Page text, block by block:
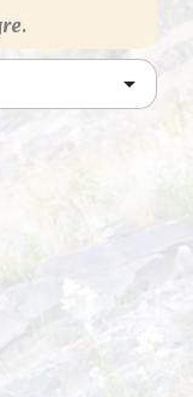
.
